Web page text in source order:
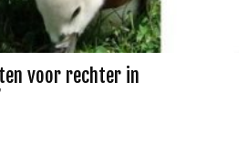
voor rechter in